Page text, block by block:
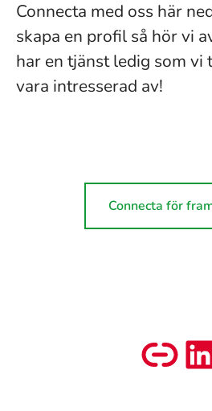
Connecta med oss här
skapa en profil så hör vi
har en tjänst ledig som vi
vara intresserad av!
Connecta för